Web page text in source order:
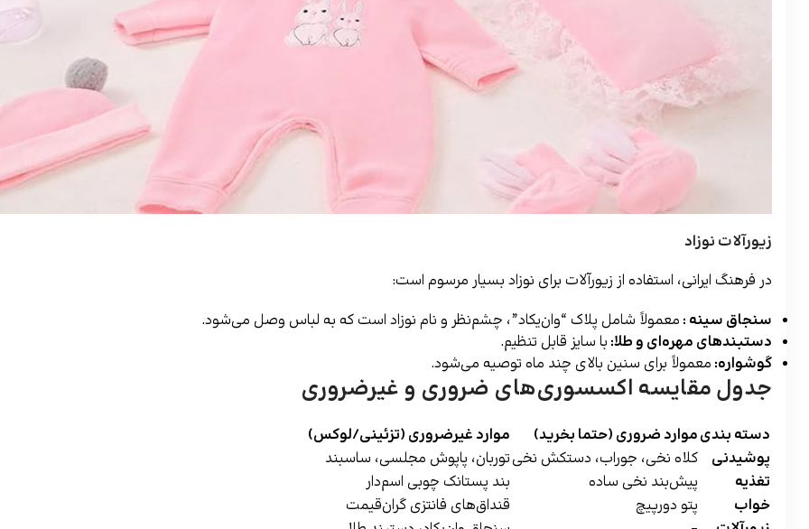
زیورآلات نوزاد
در فرهنگ ایرانی، استفاده از زیورآلات برای نوزاد بسیار مرسوم است:
سنجاق سینه : معمولاً شامل پلاک “وان‌یکاد”، چشم‌نظر و نام نوزاد است که به لباس وصل می‌شود.
دستبندهای مهره‌ای و طلا: با سایز قابل تنظیم.
گوشواره: معمولاً برای سنین بالای چند ماه توصیه می‌شود.
جدول مقایسه اکسسوری‌های ضروری و غیرضروری
دسته بندیموارد ضروری (حتما بخرید)
موارد غیرضروری (تزئینی/لوکس)
پوشیدنی
کلاه نخی، جوراب، دستکش نخیتوربان، پاپوش مجلسی، ساسبند
تغذیه
پیش‌بند نخی ساده
بند پستانک چوبی اسم‌دار
خواب
پتو دورپیچ
قنداق‌های فانتزی گران‌قیمت